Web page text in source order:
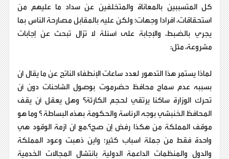
كل المتسببين بالمعاناة والمتخلفين عن سداد ما عليهم من
استحقاقات، افرادا وجهات؛ ولكن عليه بالمقابل مصارحة الناس بما
يجري بالضبط، والإجابة على أسئلة لا تزال تبحث عن إجابات
مشروعة، مثل:
لماذا يستمر هذا التدهور لعدد ساعات الإنطفاء الناتج عن ما يقال ان
بسببه عدم سماح محافظ حضرموت بوصول الشاحنات دون أن
تحرك الوزارة ساكنا يرتقي لحجم الكارثة؟ وهل يعقل أن يقف
المحافظ الخنبشي بوجه الرئاسة والحكومة بهذه البساطة ؟ وما هو
موقف المملكة من هكذا رفض إن صح؟.مع ان ازمة الوقود هي
واحدة فقط من جملة اسباب كثير؛ واين ذهبت وعود المملكة
والدول والمنظمات الداعمة الدولية بانتشال المجالات الخدمية